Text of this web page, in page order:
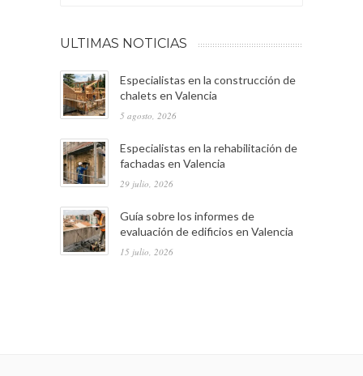
ULTIMAS NOTICIAS
Especialistas en la construcción de
chalets en Valencia
5 agosto, 2026
Especialistas en la rehabilitación de
fachadas en Valencia
29 julio, 2026
Guía sobre los informes de
evaluación de edificios en Valencia
15 julio, 2026